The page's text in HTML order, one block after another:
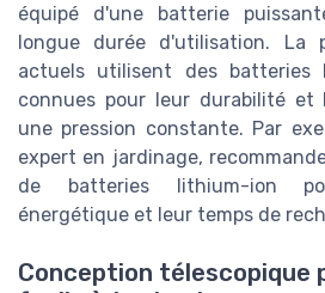
équipé d'une batterie
longue durée d'utilisation. La
actuels utilisent des batteries
connues pour leur durabilité
une pression constante. Par
expert en jardinage,
de batteries lithium-ion
énergétique et leur temps de
Conception télescopique